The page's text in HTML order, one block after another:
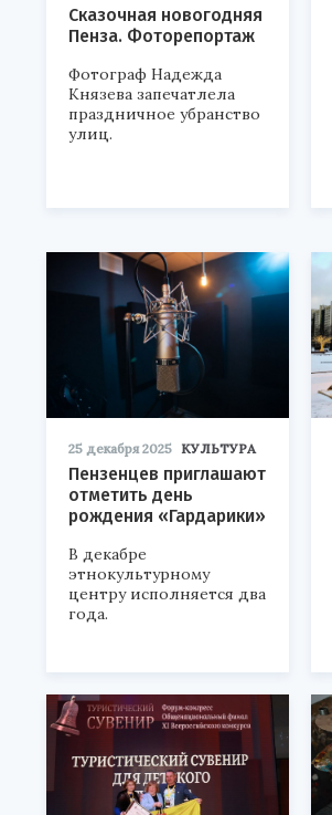
Сказочная новогодняя
Пенза. Фоторепортаж
Фотограф Надежда
Князева запечатлела
праздничное убранство
улиц.
25 декабря 2025 КУЛЬТУРА
Пензенцев приглашают
отметить день
рождения «Гардарики»
В декабре
этнокультурному
центру исполняется два
года.